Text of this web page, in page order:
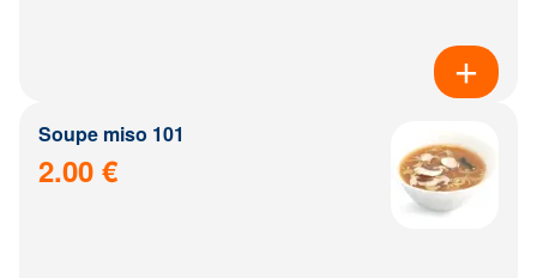
Soupe miso 101
2.00 €